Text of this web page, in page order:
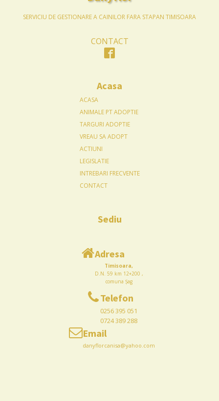
SERVICIU DE GESTIONARE A CAINILOR FARA STAPAN TIMISOARA
CONTACT
Acasa
ACASA
ANIMALE PT ADOPTIE
TARGURI ADOPTIE
VREAU SA ADOPT
ACTIUNI
LEGISLATIE
INTREBARI FRECVENTE
CONTACT
Sediu
Adresa
Timisoara,
D.N. 59 km 12+200 ,
comuna Șag
Telefon
0256 395 051
0724 389 288
Email
danyflorcanisa@yahoo.com